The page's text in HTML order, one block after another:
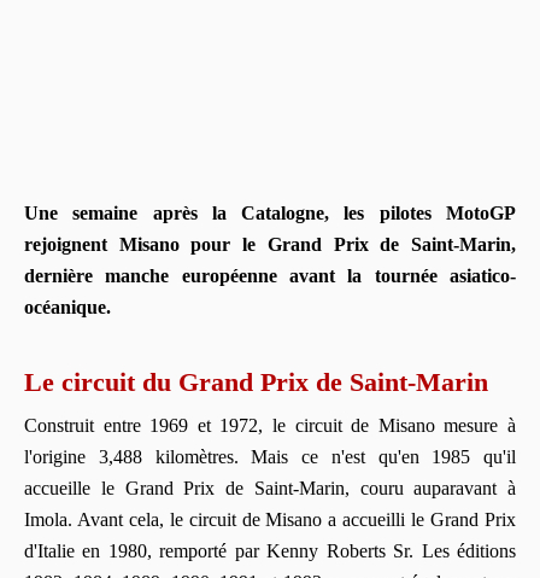
Une semaine après la Catalogne, les pilotes MotoGP
rejoignent Misano pour le Grand Prix de Saint-Marin,
dernière manche européenne avant la tournée asiatico-
océanique.
Le circuit du Grand Prix de Saint-Marin
Construit entre 1969 et 1972, le circuit de Misano mesure à
l'origine 3,488 kilomètres. Mais ce n'est qu'en 1985 qu'il
accueille le Grand Prix de Saint-Marin, couru auparavant à
Imola. Avant cela, le circuit de Misano a accueilli le Grand Prix
d'Italie en 1980, remporté par Kenny Roberts Sr. Les éditions